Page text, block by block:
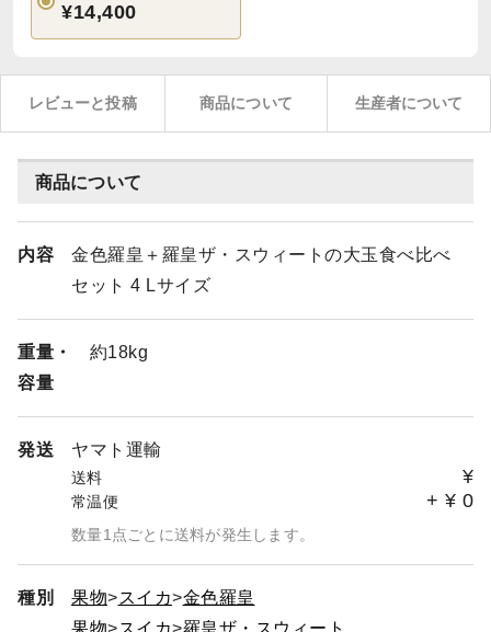
¥14,400
レビューと投稿 商品について 生産者について
商品について
内容
金色羅皇＋羅皇ザ・スウィートの大玉食べ比べ
セット 4 Lサイズ
重量・
容量
約18kg
発送 ヤマト運輸
送料 ¥
常温便 + ¥ 0
数量1点ごとに送料が発生します。
種別 果物 スイカ
金色羅皇
果物
スイカ 羅皇ザ・スウィート